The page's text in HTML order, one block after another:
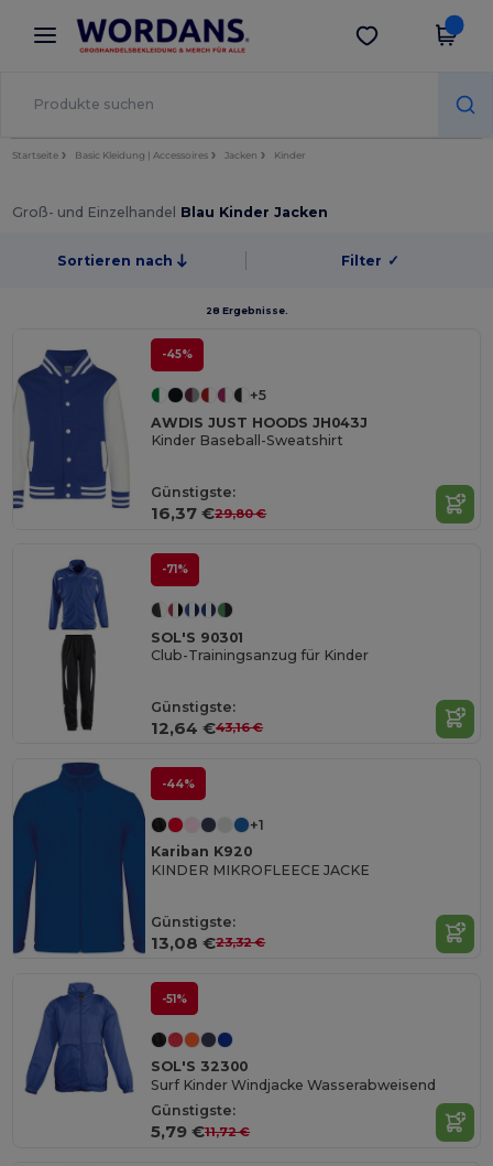
× Wordans App
Bessere Preise in der App!
App holen
Startseite Basic Kleidung | Accessoires Jacken Kinder
Groß- und Einzelhandel Blau Kinder Jacken
Sortieren nach Filter ✓
28 Ergebnisse.
-45%
+5
AWDIS JUST HOODS JH043J
Kinder Baseball-Sweatshirt
Günstigste:
16,37 €29,80 €
-71%
SOL'S 90301
Club-Trainingsanzug für Kinder
Günstigste:
12,64 €43,16 €
-44%
+1
Kariban K920
KINDER MIKROFLEECE JACKE
Günstigste:
13,08 €23,32 €
-51%
SOL'S 32300
Surf Kinder Windjacke Wasserabweisend
Günstigste:
5,79 €11,72 €